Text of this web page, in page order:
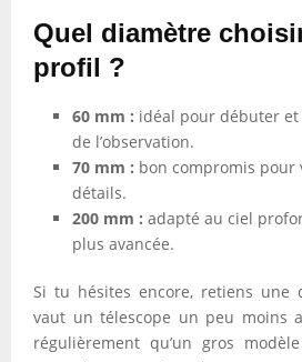
Quel diamètre
profil ?
60 mm : idéal pour débuter
de l’observation.
70 mm : bon compromis pour
détails.
200 mm : adapté au ciel
plus avancée.
Si tu hésites encore, retiens une
vaut un télescope un peu moins
régulièrement qu’un gros